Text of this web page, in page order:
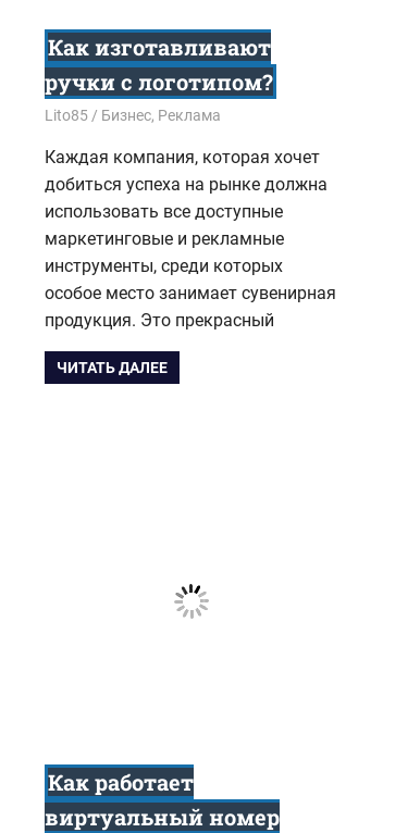
Как изготавливают
ручки с логотипом?
18.06.2018
Lito85 Бизнес, Реклама
Каждая компания, которая хочет
добиться успеха на рынке должна
использовать все доступные
маркетинговые и рекламные
инструменты, среди которых
особое место занимает сувенирная
продукция. Это прекрасный
ЧИТАТЬ ДАЛЕЕ
Как работает
виртуальный номер